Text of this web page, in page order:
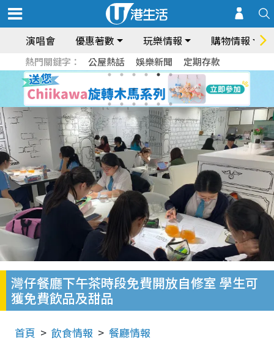
演唱會 優惠著數 玩樂情報 購物情報
熱門關鍵字： 公屋熱話 娛樂新聞 定期存款
灣仔餐廳下午茶時段免費開放自修室 學生可
獲免費飲品及甜品
首頁 飲食情報 餐廳情報